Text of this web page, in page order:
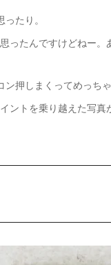
たり。
たんですけどねー。
押しまくってめっちゃ
トを乗り越えた写真